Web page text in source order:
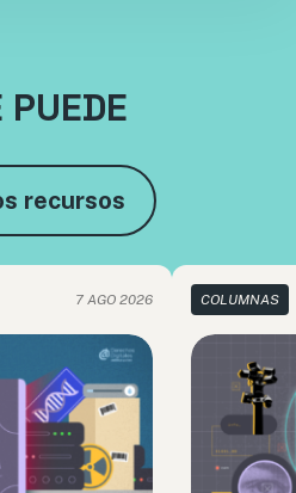
PUEDE
recursos
7 AGO 2026 COLUMNAS